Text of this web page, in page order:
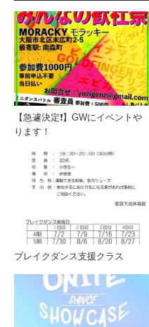
【急遽決定❗️】GWにイベントや
ります！
ブレイクダンス支援クラス